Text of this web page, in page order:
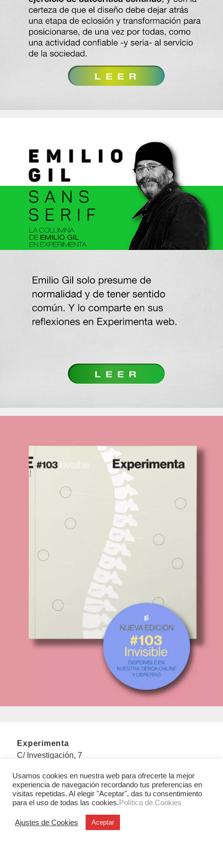
Experimenta
C/ Investigación, 7
T. +34 91 6846116
Legales
Condiciones Generales de Uso y Venta
Usamos cookies en nuestra web para ofrecerte la mejor
experiencia de navegación recordando tus preferencias en
visitas repetidas. Al elegir "Aceptar", das tu consentimiento
para el uso de todas las cookies.Política de Cookies
Ajustes de Cookies Aceptar